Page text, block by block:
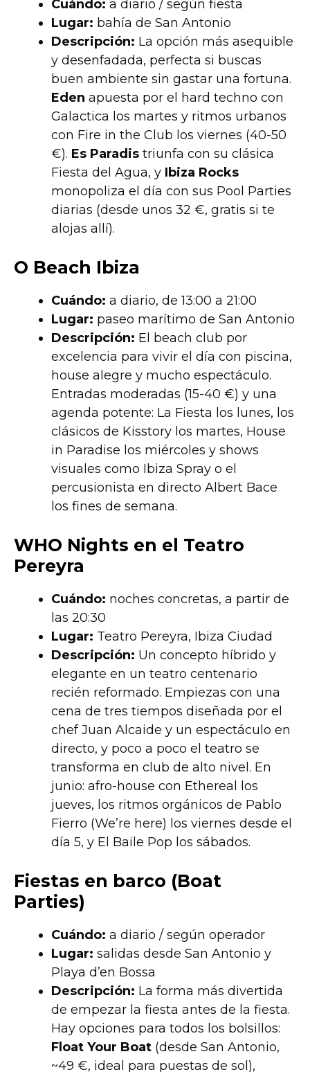
Cuándo: a diario / según fiesta
Lugar: bahía de San Antonio
Descripción: La opción más asequible
y desenfadada, perfecta si buscas
buen ambiente sin gastar una fortuna.
Eden apuesta por el hard techno con
Galactica los martes y ritmos urbanos
con Fire in the Club los viernes (40-50
€). Es Paradis triunfa con su clásica
Fiesta del Agua, y Ibiza Rocks
monopoliza el día con sus Pool Parties
diarias (desde unos 32 €, gratis si te
alojas allí).
O Beach Ibiza
Cuándo: a diario, de 13:00 a 21:00
Lugar: paseo marítimo de San Antonio
Descripción: El beach club por
excelencia para vivir el día con piscina,
house alegre y mucho espectáculo.
Entradas moderadas (15-40 €) y una
agenda potente: La Fiesta los lunes, los
clásicos de Kisstory los martes, House
in Paradise los miércoles y shows
visuales como Ibiza Spray o el
percusionista en directo Albert Bace
los fines de semana.
WHO Nights en el Teatro
Pereyra
Cuándo: noches concretas, a partir de
las 20:30
Lugar: Teatro Pereyra, Ibiza Ciudad
Descripción: Un concepto híbrido y
elegante en un teatro centenario
recién reformado. Empiezas con una
cena de tres tiempos diseñada por el
chef Juan Alcaide y un espectáculo en
directo, y poco a poco el teatro se
transforma en club de alto nivel. En
junio: afro-house con Ethereal los
jueves, los ritmos orgánicos de Pablo
Fierro (We’re here) los viernes desde el
día 5, y El Baile Pop los sábados.
Fiestas en barco (Boat
Parties)
Cuándo: a diario / según operador
Lugar: salidas desde San Antonio y
Playa d’en Bossa
Descripción: La forma más divertida
de empezar la fiesta antes de la fiesta.
Hay opciones para todos los bolsillos:
Float Your Boat (desde San Antonio,
~49 €, ideal para puestas de sol),